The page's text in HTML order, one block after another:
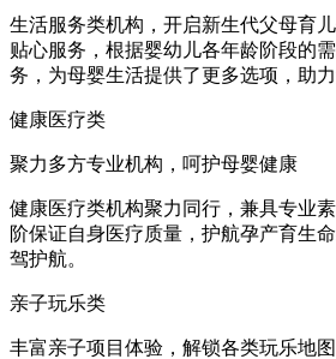
生活服务类机构，开启新生代父母育
贴心服务，根据婴幼儿各年龄阶段的
务，为母婴生活提供了更多选项，助力
健康医疗类
聚力多方专业机构，呵护母婴健康
健康医疗类机构聚力同行，兼具专业
阶保证自身医疗质量，护航孕产育生
驾护航。
亲子玩乐类
丰富亲子项目体验，解锁各类玩乐地图